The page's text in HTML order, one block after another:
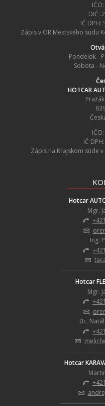
DIČ:
IČ DPH:
Zápis v OR Mestského súdu
Pondelok -
Sobota -
HOTCAR
IČ
Zápis na Krajskom súde
Hotcar
Mgr.
Ing.
Hotcar
Mgr.
Bc.
Hotcar